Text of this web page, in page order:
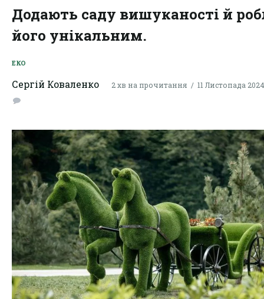
Додають саду вишуканості й
його унікальним.
ЕКО
Сергій Коваленко 2 хв на прочитання 11 Листопада